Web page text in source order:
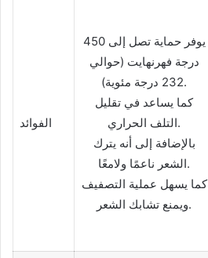
الفوائد
يوفر حماية تصل إلى 450
درجة فهرنهايت (حوالي
232 درجة مئوية).
كما يساعد في تقليل
التلف الحراري.
بالإضافة إلى أنه يترك
الشعر ناعمًا ولامعًا.
كما يسهل عملية التصفيف
ويمنع تشابك الشعر.